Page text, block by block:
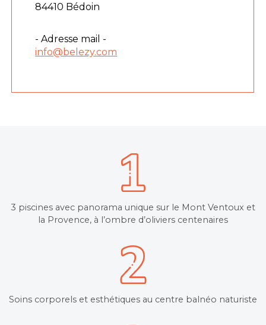
3 piscines avec panorama unique sur le Mont Ventoux et
la Provence, à l’ombre d’oliviers centenaires
Soins corporels et esthétiques au centre balnéo naturiste
84410 Bédoin
- Adresse mail -
info@belezy.com